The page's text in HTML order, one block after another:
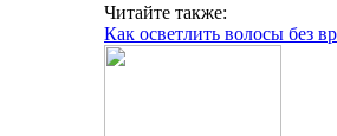
Читайте также:
Как осветлить волосы без